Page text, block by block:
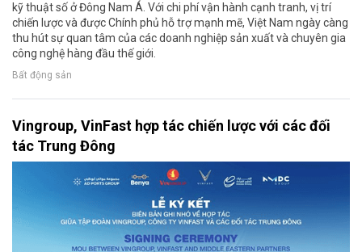
kỹ thuật số ở Đông Nam Á. Với chi phí vận hành cạnh tranh, vị trí
chiến lược và được Chính phủ hỗ trợ mạnh mẽ, Việt Nam ngày càng
thu hút sự quan tâm của các doanh nghiệp sản xuất và chuyên gia
công nghệ hàng đầu thế giới.
Bất động sản
Vingroup, VinFast hợp tác chiến lược với các đối
tác Trung Đông